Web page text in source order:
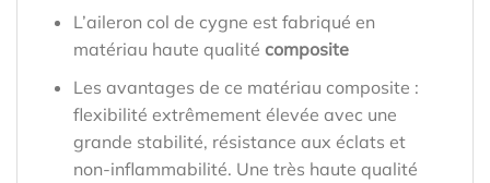
L’aileron col de cygne est fabriqué en
matériau haute qualité composite
Les avantages de ce matériau composite :
flexibilité extrêmement élevée avec une
grande stabilité, résistance aux éclats et
non-inflammabilité. Une très haute qualité